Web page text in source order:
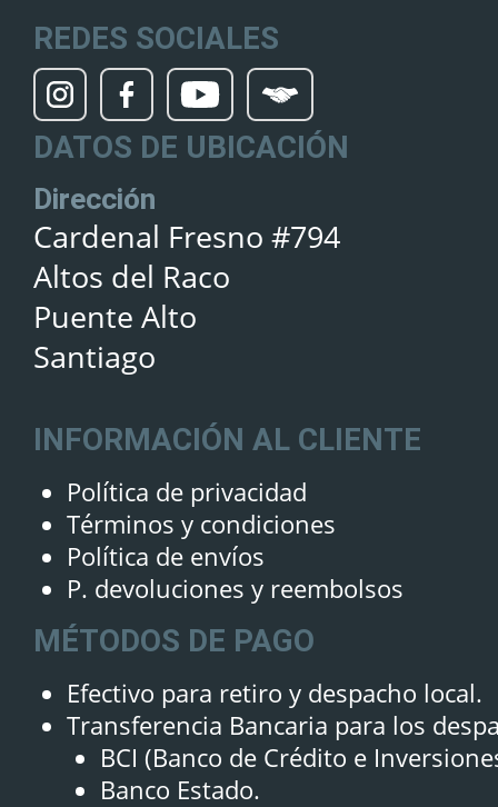
REDES SOCIALES
DATOS DE UBICACIÓN
Dirección
Cardenal Fresno #794
Altos del Raco
Puente Alto
Santiago
INFORMACIÓN AL CLIENTE
Política de privacidad
Términos y condiciones
Política de envíos
P. devoluciones y reembolsos
MÉTODOS DE PAGO
Efectivo para retiro y despacho local.
Transferencia Bancaria para los
BCI (Banco de Crédito e
Banco Estado.